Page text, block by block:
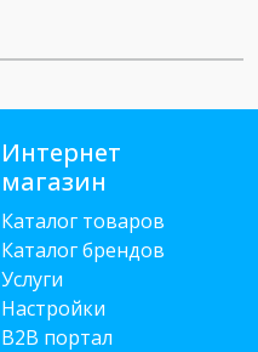
Интернет
магазин
Каталог товаров
Каталог брендов
Услуги
Настройки
B2B портал